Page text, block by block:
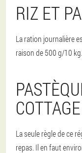
RIZ ET
La ration journalière
raison de 500 g/10 kg.
COTTAGE
La seule règle de ce
repas. Il en faut